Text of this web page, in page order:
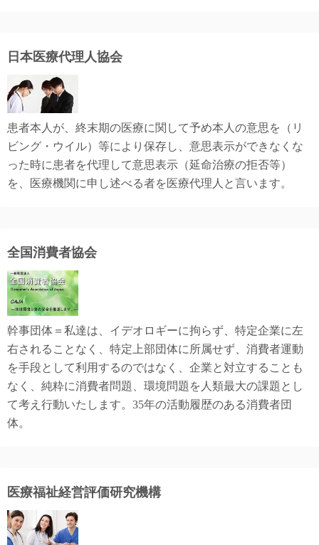
日本医療代理人協会
患者本人が、終末期の医療に関して予め本人の意思を（リ
ビング・ウイル）等により保存し、意思表示ができなくな
った時に患者を代理して意思表示（延命治療の拒否等）
を、医療機関に申し述べる者を医療代理人と言います。
全国消費者協会
幹事団体＝私達は、イデオロギーに拘らず、特定企業に左
右されることなく、特定上部団体に所属せず、消費者運動
を手段として利用するのではなく、企業と対立することも
なく、純粋に消費者問題、環境問題を人類最大の課題とし
て考え行動いたします。35年の活動履歴のある消費者団
体。
医療福祉経営評価研究機構